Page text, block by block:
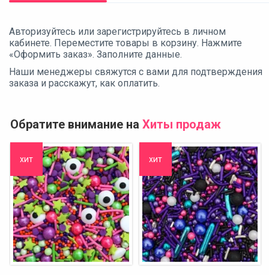
Авторизуйтесь или зарегистрируйтесь в личном
кабинете. Переместите товары в корзину. Нажмите
«Оформить заказ». Заполните данные.
Наши менеджеры свяжутся с вами для подтверждения
заказа и расскажут, как оплатить.
Обратите внимание на Хиты продаж
хит хит